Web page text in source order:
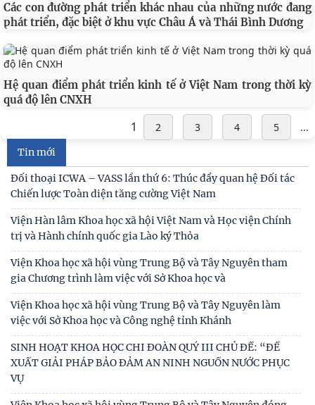
Các con đường phát triển khác nhau của những nước đang
phát triển, đặc biệt ở khu vực Châu Á và Thái Bình Dương
Hệ quan điểm phát triển kinh tế ở Việt Nam trong thời kỳ
quá độ lên CNXH
1 2 3 4 5 ...
Tin mới
Đối thoại ICWA – VASS lần thứ 6: Thúc đẩy quan hệ Đối tác
Chiến lược Toàn diện tăng cường Việt Nam
Viện Hàn lâm Khoa học xã hội Việt Nam và Học viện Chính
trị và Hành chính quốc gia Lào ký Thỏa
Viện Khoa học xã hội vùng Trung Bộ và Tây Nguyên tham
gia Chương trình làm việc với Sở Khoa học và
Viện Khoa học xã hội vùng Trung Bộ và Tây Nguyên làm
việc với Sở Khoa học và Công nghệ tỉnh Khánh
SINH HOẠT KHOA HỌC CHI ĐOÀN QUÝ III CHỦ ĐỀ: “ĐỀ
XUẤT GIẢI PHÁP BẢO ĐẢM AN NINH NGUỒN NƯỚC PHỤC
VỤ